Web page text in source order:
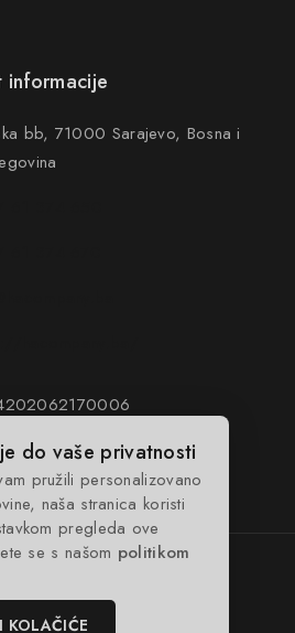
informacije
bb, 71000 Sarajevo, Bosna i
202062170006
do vaše privatnosti
pružili personalizovano
naša stranica koristi
pregleda ove
se s našom politikom
KOLAČIĆE